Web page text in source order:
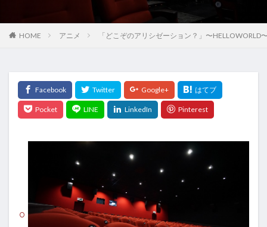
HOME アニメ 「どこぞのアリシゼーション？」〜HELLOWORLD